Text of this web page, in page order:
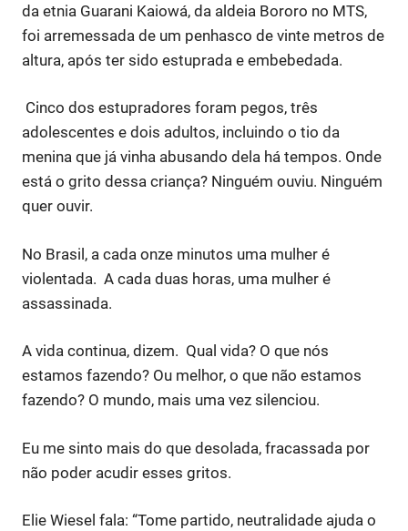
da etnia Guarani Kaiowá, da aldeia Bororo no MTS,
foi arremessada de um penhasco de vinte metros de
altura, após ter sido estuprada e embebedada.
Cinco dos estupradores foram pegos, três
adolescentes e dois adultos, incluindo o tio da
menina que já vinha abusando dela há tempos. Onde
está o grito dessa criança? Ninguém ouviu. Ninguém
quer ouvir.
No Brasil, a cada onze minutos uma mulher é
violentada. A cada duas horas, uma mulher é
assassinada.
A vida continua, dizem. Qual vida? O que nós
estamos fazendo? Ou melhor, o que não estamos
fazendo? O mundo, mais uma vez silenciou.
Eu me sinto mais do que desolada, fracassada por
não poder acudir esses gritos.
Elie Wiesel fala: “Tome partido, neutralidade ajuda o